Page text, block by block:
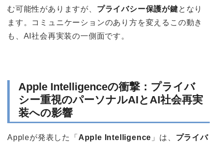
む可能性がありますが、 プライバシー保護が鍵となり
ます。コミュニケーションのあり方を変えるこの動き
も、AI社会再実装の一側面です。
Apple Intelligenceの衝撃：プライバ
シー重視のパーソナルAIとAI社会再実
装への影響
Appleが発表した「 Apple Intelligence 」は、 プライバ